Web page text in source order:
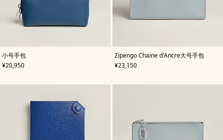
小号手包
,颜
色 :
蓝
,
价格
¥20,950
Zipengo Chaine d'Ancre大号手包
,颜
色:
蓝
,
价格
¥23,150